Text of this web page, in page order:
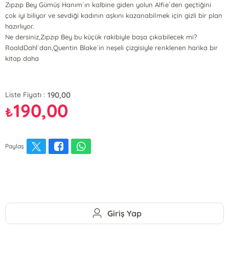
Zıpzıp Bey Gümüş Hanım´ın kalbine giden yolun Alfie´den geçtiğini
çok iyi biliyor ve sevdiği kadının aşkını kazanabilmek için gizli bir plan
hazırlıyor.
Ne dersiniz,Zıpzıp Bey bu küçük rakibiyle başa çıkabilecek mi?
RoaldDahl´dan,Quentin Blake´in neşeli çizgisiyle renklenen harika bir
kitap daha
Liste Fiyatı : 190,00
₺190,00
Paylaş
Giriş Yap